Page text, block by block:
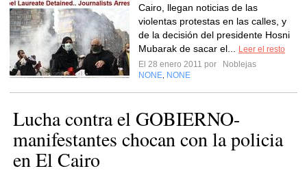
Cairo, llegan noticias de las
violentas protestas en las calles, y
de la decisión del presidente Hosni
Mubarak de sacar el...
Leer el resto
El 28 enero 2011 por
Noblejas
NONE NONE
Lucha contra el GOBIERNO-
manifestantes chocan con la policia
en El Cairo